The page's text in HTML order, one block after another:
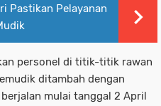
Pastikan Pelayanan
personel di titik-titik rawan
ditambah dengan
mulai tanggal 2 April